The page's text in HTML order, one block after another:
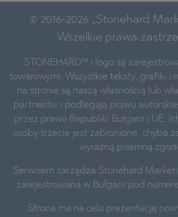
© 2016-2026 „Stonehard
Wszelkie prawa
STONEHARD™ i logo są
towarowymi. Wszystkie teksty, grafiki i
na stronie są naszą własnością lub
partnerów i podlegają prawu
przez prawo Republiki Bułgarii i UE.
osoby trzecie jest zabronione, chyba
wyraźną pisemną
Serwisem zarządza Stonehard
zarejestrowana w Bułgarii pod
Strona ma na celu prezentację